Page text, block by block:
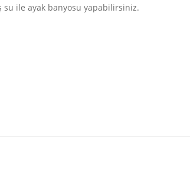
su ile ayak banyosu yapabilirsiniz.